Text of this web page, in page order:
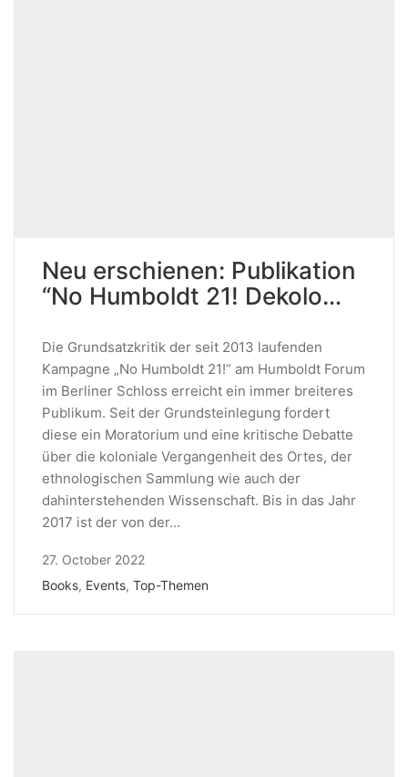
Neu erschienen: Publikation
“No Humboldt 21! Dekolo…
Die Grundsatzkritik der seit 2013 laufenden
Kampagne „No Humboldt 21!“ am Humboldt Forum
im Berliner Schloss erreicht ein immer breiteres
Publikum. Seit der Grundsteinlegung fordert
diese ein Moratorium und eine kritische Debatte
über die koloniale Vergangenheit des Ortes, der
ethnologischen Sammlung wie auch der
dahinterstehenden Wissenschaft. Bis in das Jahr
2017 ist der von der…
27. October 2022
Books, Events, Top-Themen